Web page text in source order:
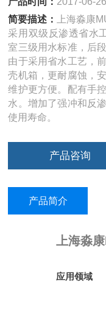
简要描述：
上海淼康
采用双级反渗透省水
室三级用水标准，后
由于采用省水工艺，
壳机箱，更耐腐蚀，
维护更方便。配有手
水。增加了强冲和反
使用寿命。
产品咨询
产品简介
上海淼
应用领域